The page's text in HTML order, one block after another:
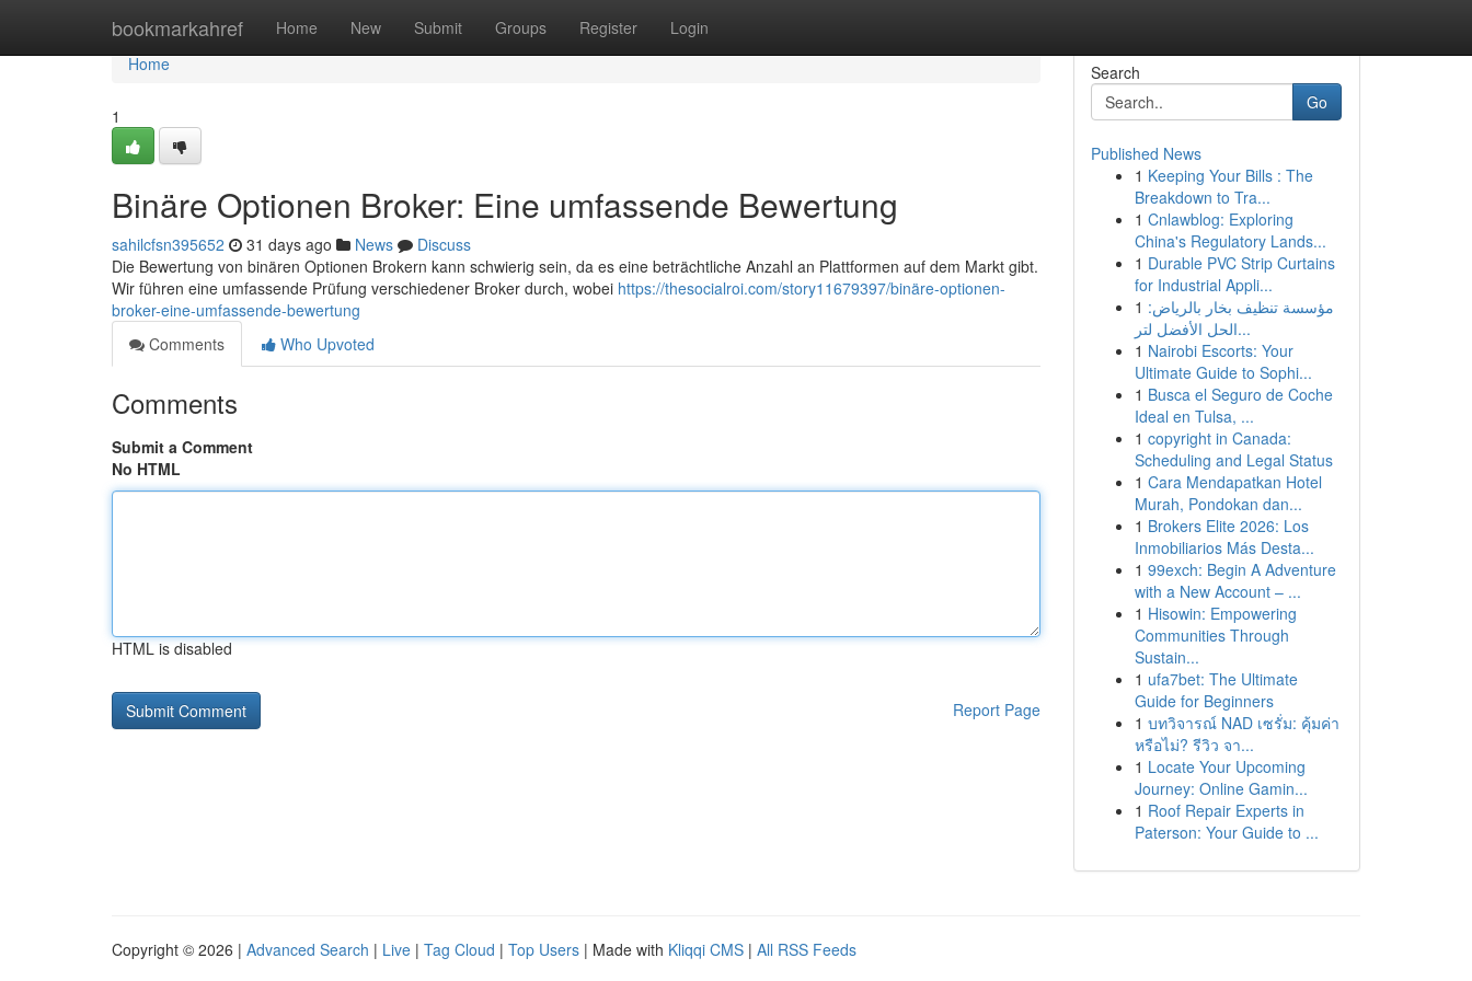
bookmarkahref Home New Submit Groups Register Login
Home
Home
1
Binäre Optionen Broker: Eine umfassende Bewertung
sahilcfsn395652 31 days ago News
Discuss
Die Bewertung von binären Optionen Brokern kann schwierig sein, da es eine beträchtliche Anzahl an Plattformen auf dem Markt gibt.
Wir führen eine umfassende Prüfung verschiedener Broker durch, wobei https://thesocialroi.com/story11679397/binäre-optionen-
broker-eine-umfassende-bewertung
Comments
Who Upvoted
Comments
Submit a Comment
No HTML
HTML is disabled
Report Page
Search
Go
Published News
1 Keeping Your Bills : The
Breakdown to Tra...
1 Cnlawblog: Exploring
China's Regulatory Lands...
1 Durable PVC Strip Curtains
for Industrial Appli...
1 مؤسسة تنظيف بخار بالرياض:
الحل الأفضل لتر...
1 Nairobi Escorts: Your
Ultimate Guide to Sophi...
1 Busca el Seguro de Coche
Ideal en Tulsa, ...
1 copyright in Canada:
Scheduling and Legal Status
1 Cara Mendapatkan Hotel
Murah, Pondokan dan...
1 Brokers Elite 2026: Los
Inmobiliarios Más Desta...
1 99exch: Begin A Adventure
with a New Account – ...
1 Hisowin: Empowering
Communities Through
Sustain...
1 ufa7bet: The Ultimate
Guide for Beginners
1 บทวิจารณ์ NAD เซรั่ม: คุ้มค่า
หรือไม่? รีวิว จา...
1 Locate Your Upcoming
Journey: Online Gamin...
1 Roof Repair Experts in
Paterson: Your Guide to ...
Copyright © 2026 | Advanced Search | Live | Tag Cloud | Top Users | Made with Kliqqi CMS | All RSS Feeds